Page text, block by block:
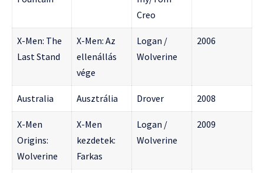
Creo
X-Men: The
Last Stand
X-Men: Az
ellenállás
vége
Logan /
Wolverine
2006
Australia Ausztrália Drover 2008
X-Men
Origins:
Wolverine
X-Men
kezdetek:
Farkas
Logan /
Wolverine
2009